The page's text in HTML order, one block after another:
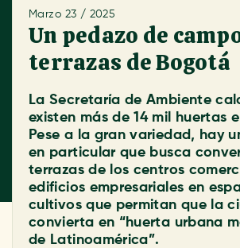
Marzo 23 / 2025
Un pedazo de
terrazas de Bogotá
La Secretaría de Ambiente
existen más de 14 mil huertas
Pese a la gran variedad, hay
en particular que busca
terrazas de los centros
edificios empresariales en
cultivos que permitan que la
convierta en “huerta urbana
de Latinoamérica”.